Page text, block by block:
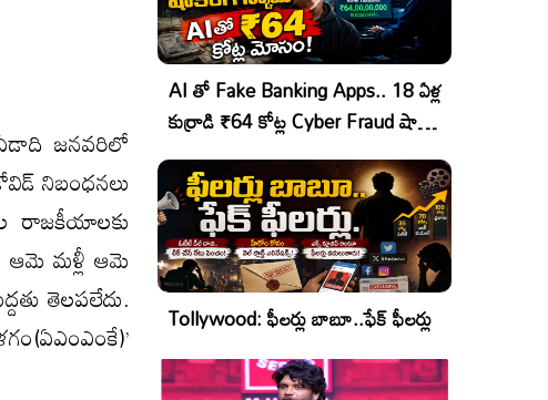
జనవరిలో
నిబంధనలు
రాజకీయాలకు
ఆమె మళ్లీ ఆమె
తెలపలేదు.
AI తో Fake Banking Apps.. 18 ఏళ్ల
కుర్రాడి ₹64 కోట్ల Cyber Fraud షాకింగ్
ఆపరేషన్!
Tollywood: ఫీలర్లు బాబూ..ఫేక్ ఫీలర్లు